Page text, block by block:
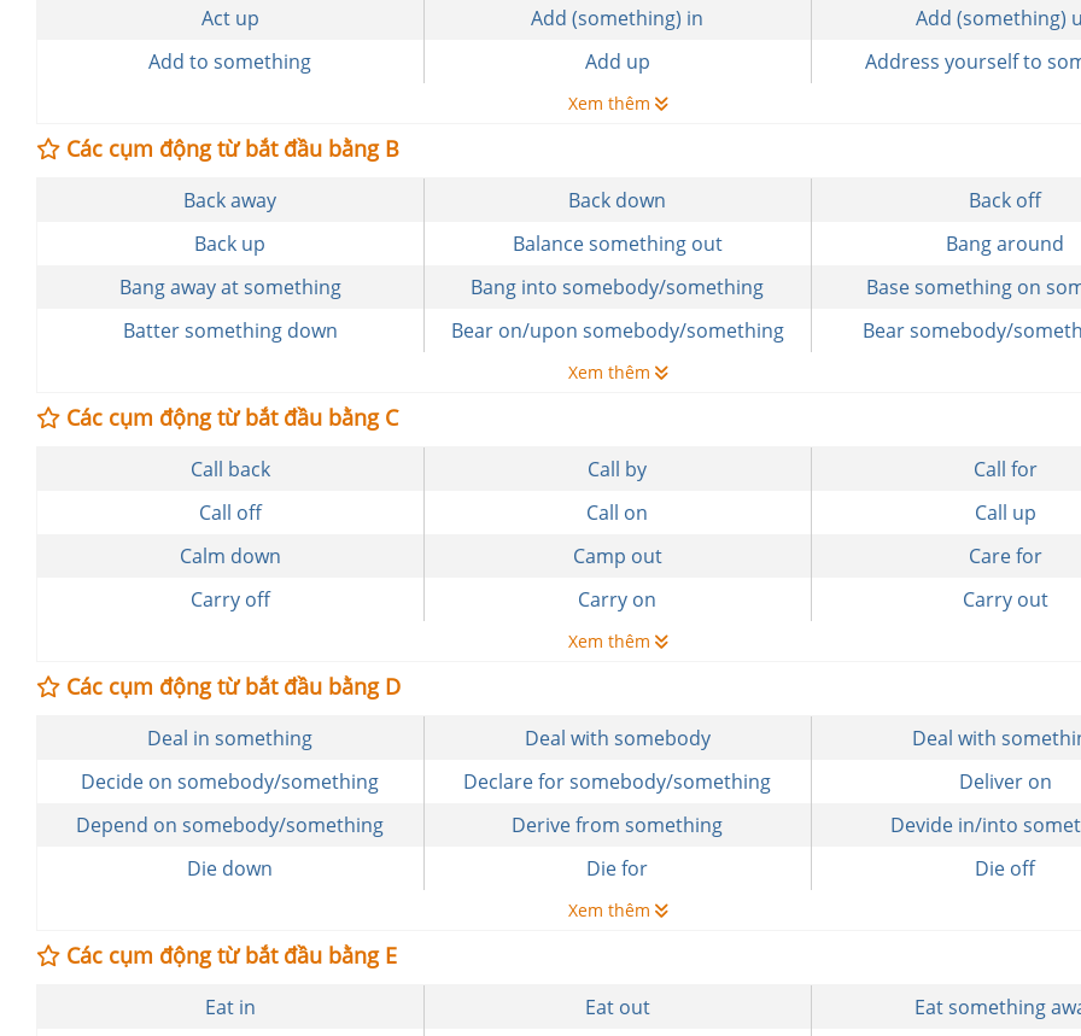
Act up
Add (something) in
Add (something)
Add to something
Add up Address yourself to
Xem thêm
Các cụm động từ bắt đầu bằng B
Back away Back down
Back off
Back up
Balance something out
Bang around
Bang away at something
Bang into somebody/something
Base something on
Batter something down
Bear on/upon somebody/something Bear somebody/
Xem thêm
Các cụm động từ bắt đầu bằng C
Call back Call by
Call for
Call off
Call on
Call up
Calm down
Camp out
Care for
Carry off
Carry on Carry out
Xem thêm
Các cụm động từ bắt đầu bằng D
Deal in something Deal with somebody
Deal with
Decide on somebody/something
Declare for somebody/something
Deliver on
Depend on somebody/something
Derive from something
Devide in/into
Die down
Die for Die off
Xem thêm
Các cụm động từ bắt đầu bằng E
Eat in Eat out
Eat something